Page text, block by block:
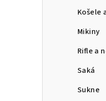
Košele
Mikiny
Rifle a
Saká
Sukne